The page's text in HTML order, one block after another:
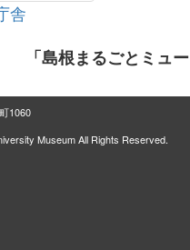
舎
「島根まるごとミュ
1060
Museum All Rights Reserved.